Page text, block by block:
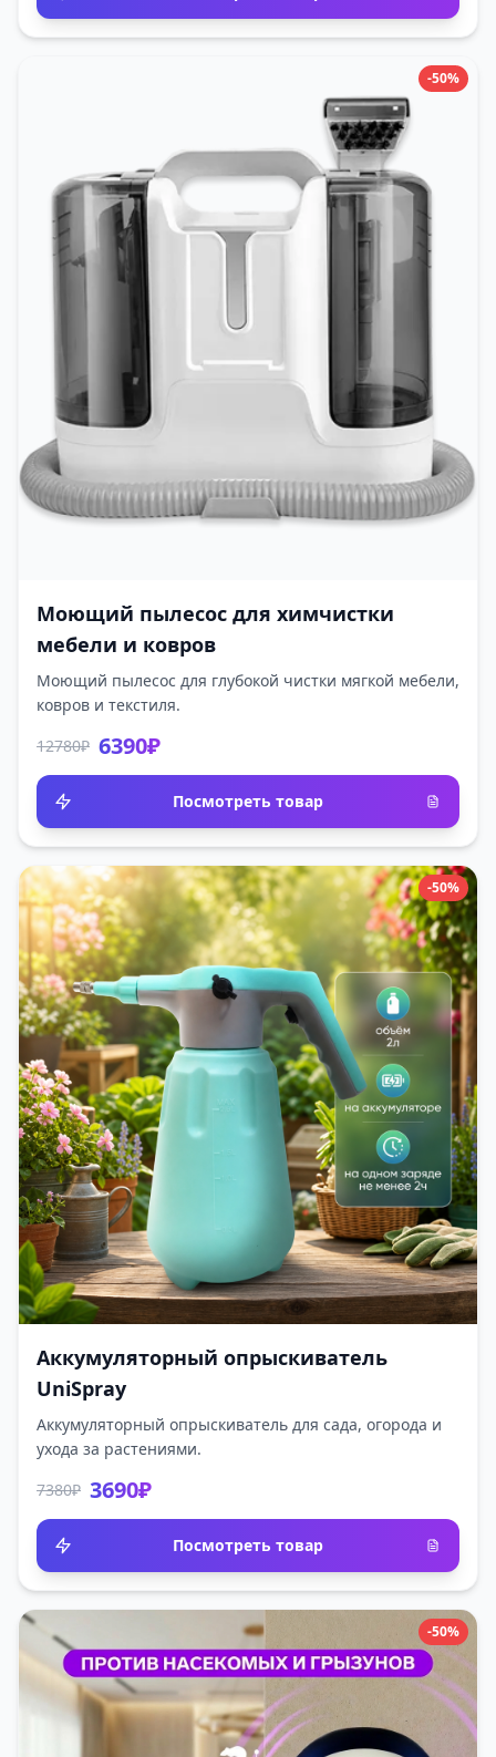
-50%
Моющий пылесос для химчистки
мебели и ковров
Моющий пылесос для глубокой чистки мягкой мебели,
ковров и текстиля.
12780₽ 6390₽
Посмотреть товар
-50%
Аккумуляторный опрыскиватель
UniSpray
Аккумуляторный опрыскиватель для сада, огорода и
ухода за растениями.
7380₽ 3690₽
Посмотреть товар
-50%